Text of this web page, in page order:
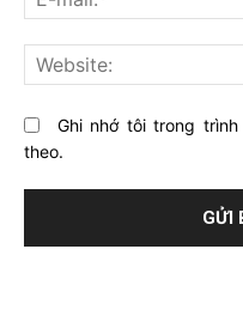
viết
này?
Ghi nhớ tôi trong
theo.